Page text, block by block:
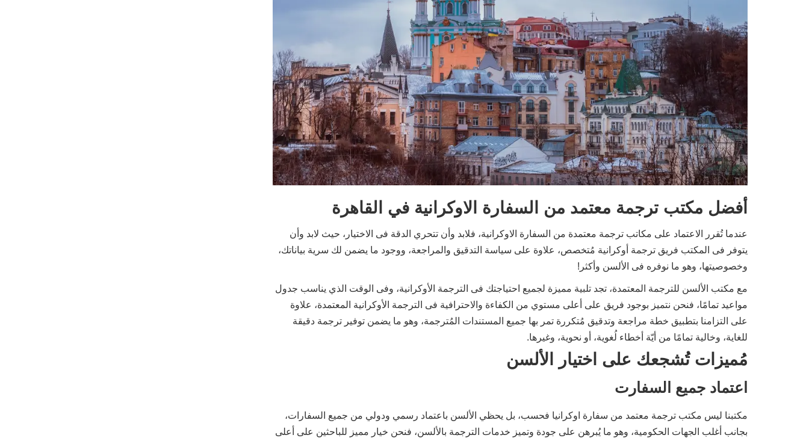
أفضل مكتب ترجمة معتمد من السفارة الاوكرانية في القاهرة
عندما تُقرر الاعتماد على مكاتب ترجمة معتمدة من السفارة الاوكرانية، فلابد وأن تتحري الدقة فى الاختيار، حيث لابد وأن
يتوفر فى المكتب فريق ترجمة أوكرانية مُتخصص، علاوة على سياسة التدقيق والمراجعة، ووجود ما يضمن لك سرية بياناتك،
وخصوصيتها، وهو ما نوفره فى الألسن وأكثر!
مع مكتب الألسن للترجمة المعتمدة، تجد تلبية مميزة لجميع احتياجتك فى الترجمة الأوكرانية، وفى الوقت الذي يناسب جدول
مواعيد تمامًا، فنحن نتميز بوجود فريق على أعلى مستوي من الكفاءة والاحترافية فى الترجمة الأوكرانية المعتمدة، علاوة
على التزامنا بتطبيق خطة مراجعة وتدقيق مُتكررة تمر بها جميع المستندات المُترجمة، وهو ما يضمن توفير ترجمة دقيقة
للغاية، وخالية تمامًا من أيّة أخطاء لُغوية، أو نحوية، وغيرها.
مُميزات تُشجعك على اختيار الألسن
اعتماد جميع السفارت
مكتبنا ليس مكتب ترجمة معتمد من سفارة اوكرانيا فحسب، بل يحظي الألسن باعتماد رسمي ودولي من جميع السفارات،
بجانب أغلب الجهات الحكومية، وهو ما يُبرهن على جودة وتميز خدمات الترجمة بالألسن، فنحن خيار مميز للباحثين على أعلى